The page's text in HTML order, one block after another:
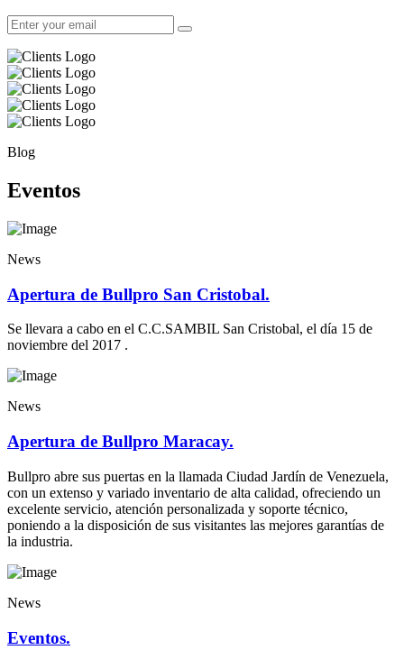
Blog
Eventos
News
Apertura de Bullpro San Cristobal.
Se llevara a cabo en el C.C.SAMBIL San Cristobal, el día 15 de
noviembre del 2017 .
News
Apertura de Bullpro Maracay.
Bullpro abre sus puertas en la llamada Ciudad Jardín de Venezuela,
con un extenso y variado inventario de alta calidad, ofreciendo un
excelente servicio, atención personalizada y soporte técnico,
poniendo a la disposición de sus visitantes las mejores garantías de
la industria.
News
Eventos.